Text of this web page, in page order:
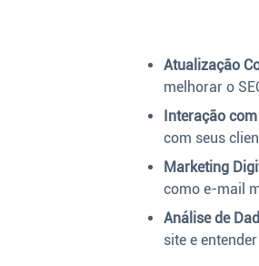
Atualização
melhorar o
Interação
com seus
Marketing
como e-mail
Análise de
site e